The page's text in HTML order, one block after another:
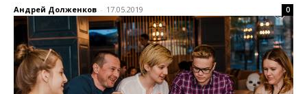
Андрей Долженков - 17.05.2019 0